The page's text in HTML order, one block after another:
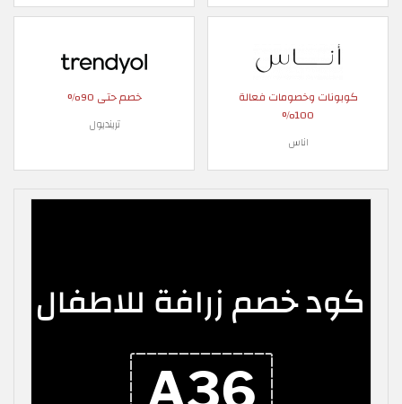
كوبونات وخصومات فعالة
100%
اناس
خصم حتى 90%
ترينديول